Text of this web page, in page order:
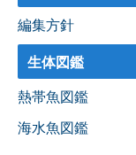
編集方針
生体図鑑
熱帯魚図鑑
海水魚図鑑